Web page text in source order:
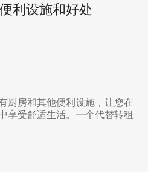
利设施和好处
厨房和其他便利设施，让您在
享受舒适生活。一个代替转租